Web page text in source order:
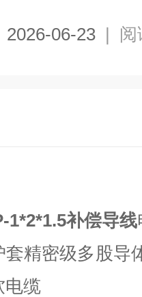
2026-06-23 | 阅
1*2*1.5补偿导线
精密级多股导
电缆